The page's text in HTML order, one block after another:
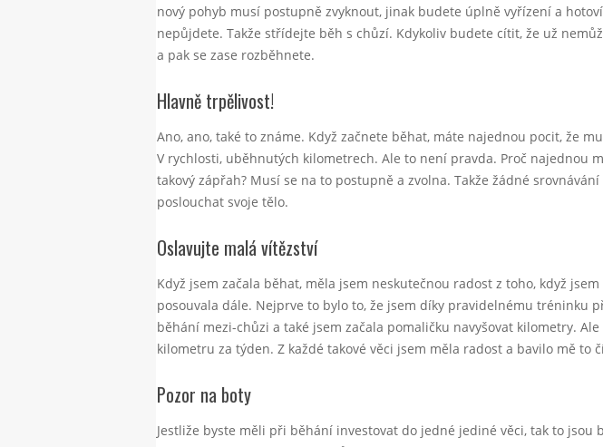
nový pohyb musí postupně zvyknout, jinak budete úplně vyřízení a
nepůjdete. Takže střídejte běh s chůzí. Kdykoliv budete cítit, že už
a pak se zase rozběhnete.
Hlavně trpělivost!
Ano, ano, také to známe. Když začnete běhat, máte najednou pocit, že
V rychlosti, uběhnutých kilometrech. Ale to není pravda. Proč najednou
takový zápřah? Musí se na to postupně a zvolna. Takže žádné
poslouchat svoje tělo.
Oslavujte malá vítězství
Když jsem začala běhat, měla jsem neskutečnou radost z toho, když
posouvala dále. Nejprve to bylo to, že jsem díky pravidelnému tréninku
běhání mezi-chůzi a také jsem začala pomaličku navyšovat kilometry.
kilometru za týden. Z každé takové věci jsem měla radost a bavilo mě to
Pozor na boty
Jestliže byste měli při běhání investovat do jedné jediné věci, tak to jsou